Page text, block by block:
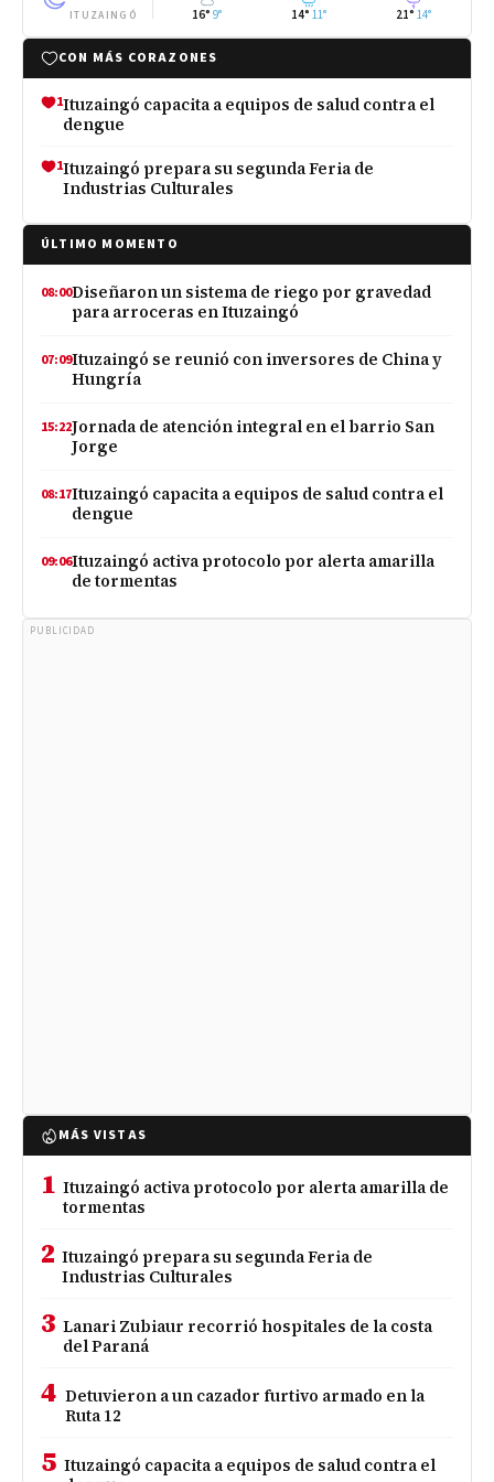
ITUZAINGÓ 16° 9° 14° 11° 21° 14°
CON MÁS CORAZONES
1Ituzaingó capacita a equipos de salud contra el
dengue
1Ituzaingó prepara su segunda Feria de
Industrias Culturales
ÚLTIMO MOMENTO
08:00Diseñaron un sistema de riego por gravedad
para arroceras en Ituzaingó
07:09Ituzaingó se reunió con inversores de China y
Hungría
15:22Jornada de atención integral en el barrio San
Jorge
08:17Ituzaingó capacita a equipos de salud contra el
dengue
09:06Ituzaingó activa protocolo por alerta amarilla
de tormentas
PUBLICIDAD
MÁS VISTAS
1 Ituzaingó activa protocolo por alerta amarilla de
tormentas
2 Ituzaingó prepara su segunda Feria de
Industrias Culturales
3 Lanari Zubiaur recorrió hospitales de la costa
del Paraná
4 Detuvieron a un cazador furtivo armado en la
Ruta 12
5 Ituzaingó capacita a equipos de salud contra el